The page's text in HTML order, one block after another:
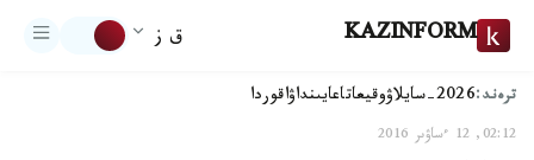
KAZINFORM ق ز
ترەند:2026-سايلاۋ وقيعاتاعايىنداۋاقوردا
02:12, 12 ءساۋىر 2016